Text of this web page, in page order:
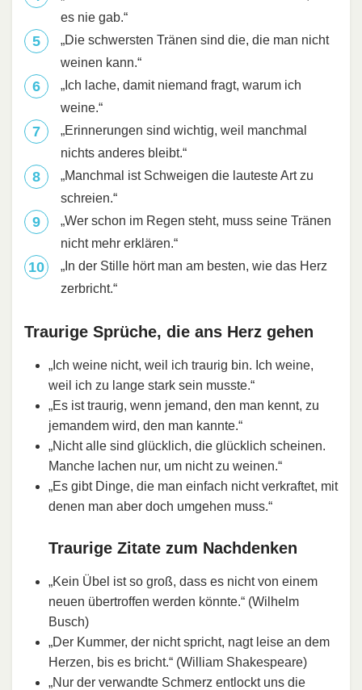
es nie gab.“
„Die schwersten Tränen sind die, die man nicht
weinen kann.“
„Ich lache, damit niemand fragt, warum ich
weine.“
„Erinnerungen sind wichtig, weil manchmal
nichts anderes bleibt.“
„Manchmal ist Schweigen die lauteste Art zu
schreien.“
„Wer schon im Regen steht, muss seine Tränen
nicht mehr erklären.“
„In der Stille hört man am besten, wie das Herz
zerbricht.“
Traurige Sprüche, die ans Herz gehen
„Ich weine nicht, weil ich traurig bin. Ich weine,
weil ich zu lange stark sein musste.“
„Es ist traurig, wenn jemand, den man kennt, zu
jemandem wird, den man kannte.“
„Nicht alle sind glücklich, die glücklich scheinen.
Manche lachen nur, um nicht zu weinen.“
„Es gibt Dinge, die man einfach nicht verkraftet, mit
denen man aber doch umgehen muss.“
Traurige Zitate zum Nachdenken
„Kein Übel ist so groß, dass es nicht von einem
neuen übertroffen werden könnte.“ (Wilhelm
Busch)
„Der Kummer, der nicht spricht, nagt leise an dem
Herzen, bis es bricht.“ (William Shakespeare)
„Nur der verwandte Schmerz entlockt uns die